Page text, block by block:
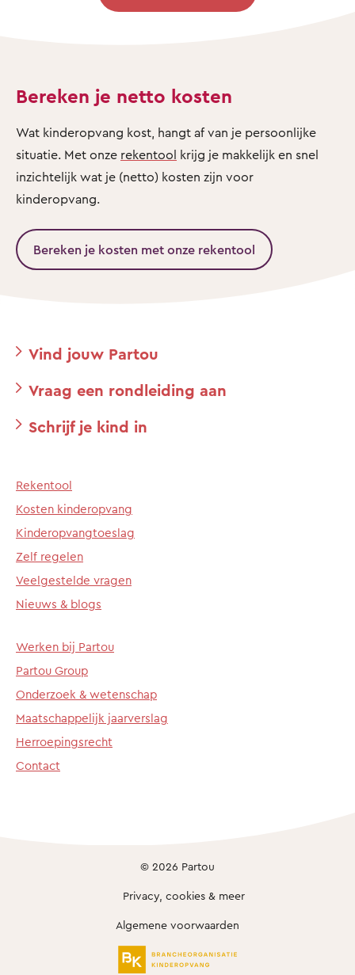
Bereken je netto kosten
Wat kinderopvang kost, hangt af van je persoonlijke
situatie. Met onze rekentool krijg je makkelijk en snel
inzichtelijk wat je (netto) kosten zijn voor
kinderopvang.
Bereken je kosten met onze rekentool
Vind jouw Partou
Vraag een rondleiding aan
Schrijf je kind in
Rekentool
Kosten kinderopvang
Kinderopvangtoeslag
Zelf regelen
Veelgestelde vragen
Nieuws & blogs
Werken bij Partou
Partou Group
Onderzoek & wetenschap
Maatschappelijk jaarverslag
Herroepingsrecht
Contact
© 2026 Partou
Privacy, cookies & meer
Algemene voorwaarden